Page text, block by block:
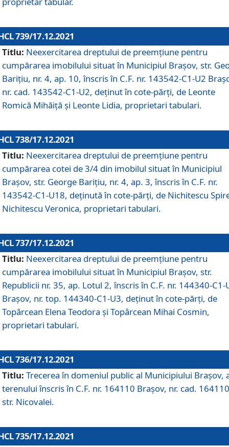
739/17.12.2021
Titlu: Neexercitarea dreptului de preemţiune pentru
cumpărarea imobilului situat în Municipiul Braşov, str.
Barițiu, nr. 4, ap. 10, înscris în C.F. nr. 143542-C1-U2
nr. cad. 143542-C1-U2, deținut în cote-părți, de Leonte
Romică Mihăiță și Leonte Lidia, proprietari tabulari.
738/17.12.2021
Titlu: Neexercitarea dreptului de preemţiune pentru
cumpărarea cotei de 3/4 din imobilul situat în Municipiul
Braşov, str. George Barițiu, nr. 4, ap. 3, înscris în C.F. nr.
143542-C1-U18, deținută în cote-părți, de Nichitescu
Nichitescu Veronica, proprietari tabulari.
737/17.12.2021
Titlu: Neexercitarea dreptului de preemţiune pentru
cumpărarea imobilului situat în Municipiul Braşov, str.
Republicii nr. 35, ap. Lotul 2, înscris în C.F. nr. 144340-C1-
Brașov, nr. top. 144340-C1-U3, deținut în cote-părți, de
Topârcean Elena Teodora și Topârcean Mihai Cosmin,
proprietari tabulari.
736/17.12.2021
Titlu: Trecerea în domeniul public al Municipiului Braşov,
terenului înscris în C.F. nr. 164110 Brașov, nr. cad.
str. Nicovalei.
735/17.12.2021